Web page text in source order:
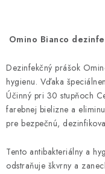
LED SVIEČKY
DISTRIBÚCIA - B2B
KONTAKTY
CENY A SPÔSOBY
UPRATOVACIE
Omino Bianco
Dezinfekčný prášok
hygienu. Vďaka
Účinný pri 30 stupňoch
farebnej bielizne a
pre bezpečnú,
Tento antibakteriálny a
odstraňuje škvrny a